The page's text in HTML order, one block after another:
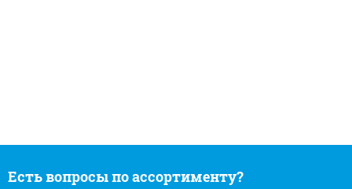
Есть вопросы по ассортименту?